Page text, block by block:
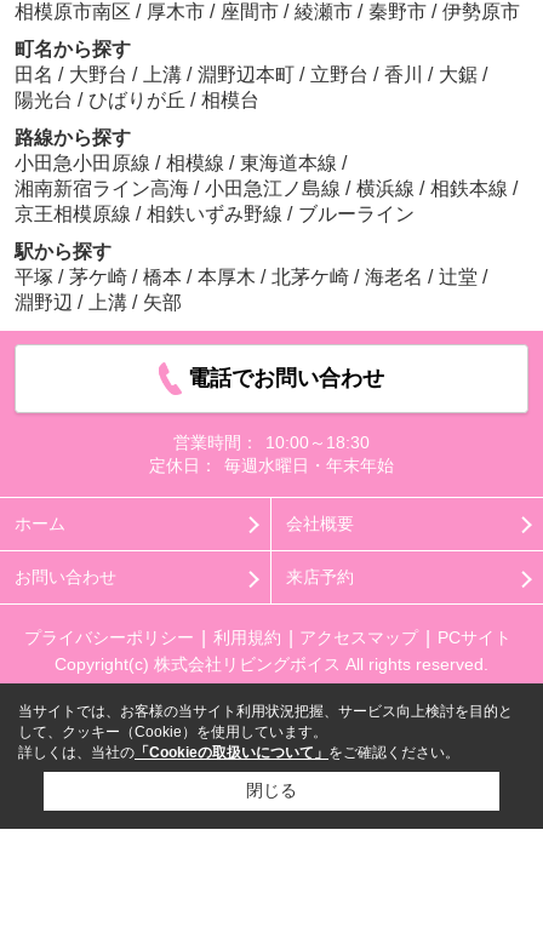
相模原市南区 / 厚木市 / 座間市 / 綾瀬市 / 秦野市 / 伊勢原市
町名から探す
田名 / 大野台 / 上溝 / 淵野辺本町 / 立野台 / 香川 / 大鋸 /
陽光台 / ひばりが丘 / 相模台
路線から探す
小田急小田原線 / 相模線 / 東海道本線 /
湘南新宿ライン高海 / 小田急江ノ島線 / 横浜線 / 相鉄本線 /
京王相模原線 / 相鉄いずみ野線 / ブルーライン
駅から探す
平塚 / 茅ケ崎 / 橋本 / 本厚木 / 北茅ケ崎 / 海老名 / 辻堂 /
淵野辺 / 上溝 / 矢部
電話でお問い合わせ
営業時間：
10:00～18:30
定休日：
毎週水曜日・年末年始
ホーム 会社概要
お問い合わせ 来店予約
プライバシーポリシー 利用規約 アクセスマップ
PCサイト
Copyright(c) 株式会社リビングボイス All rights reserved.
当サイトでは、お客様の当サイト利用状況把握、サービス向上検討を目的と
して、クッキー（Cookie）を使用しています。
詳しくは、当社の 「Cookieの取扱いについて」 をご確認ください。
閉じる